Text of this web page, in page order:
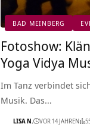
BAD MEINBERG
Fotoshow:
Yoga Vidya
Im Tanz verbindet
Musik. Das…
LISA N. VOR 14 JAHREN